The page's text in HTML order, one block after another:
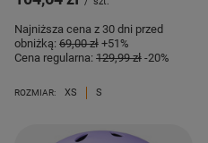
Najniższa cena z 30 dni przed
obniżką: 69,00 zł +51%
Cena regularna: 129,99 zł -20%
ROZMIAR: XS S